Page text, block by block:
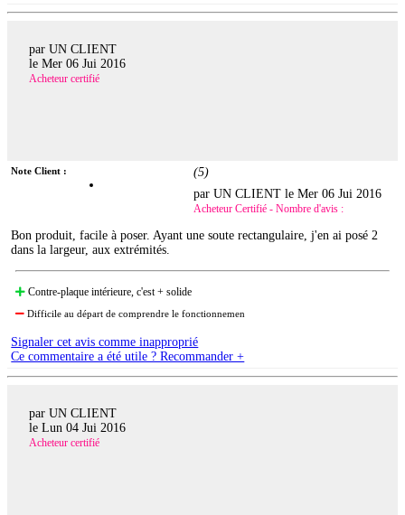
par UN CLIENT
le Mer 06 Jui 2016
Acheteur certifié
Note Client : (5)
par UN CLIENT leMer 06 Jui 2016
Acheteur Certifié - Nombre d'avis :
Bon produit, facile à poser. Ayant une soute rectangulaire, j'en ai posé 2
dans la largeur, aux extrémités.
Contre-plaque intérieure, c'est + solide
Difficile au départ de comprendre le fonctionnemen
Signaler cet avis comme inapproprié
Ce commentaire a été utile ? Recommander +
par UN CLIENT
le Lun 04 Jui 2016
Acheteur certifié